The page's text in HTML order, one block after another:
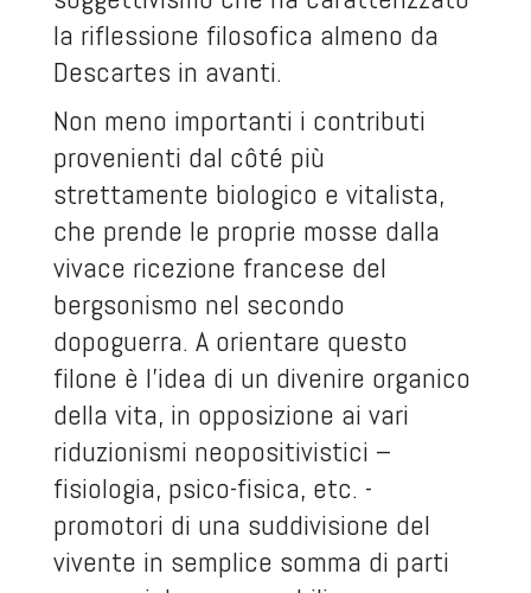
la riflessione filosofica almeno da
Descartes in avanti.
Non meno importanti i contributi
provenienti dal côté più
strettamente biologico e vitalista,
che prende le proprie mosse dalla
vivace ricezione francese del
bergsonismo nel secondo
dopoguerra. A orientare questo
filone è l’idea di un divenire organico
della vita, in opposizione ai vari
riduzionismi neopositivistici –
fisiologia, psico-fisica, etc. -
promotori di una suddivisione del
vivente in semplice somma di parti